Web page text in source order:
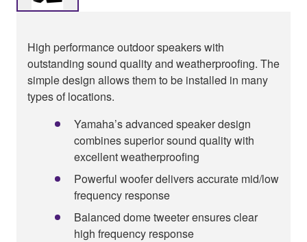
High performance outdoor speakers with
outstanding sound quality and weatherproofing. The
simple design allows them to be installed in many
types of locations.
Yamaha’s advanced speaker design
combines superior sound quality with
excellent weatherproofing
Powerful woofer delivers accurate mid/low
frequency response
Balanced dome tweeter ensures clear
high frequency response